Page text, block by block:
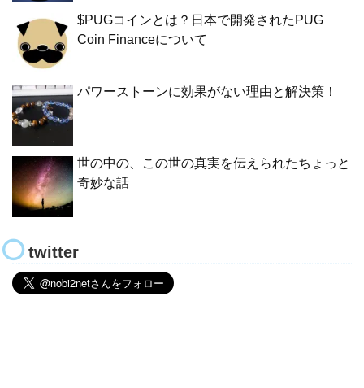
$PUGコインとは？日本で開発されたPUG
Coin Financeについて
パワーストーンに効果がない理由と解決策！
世の中の、この世の真実を伝えられたちょっと
奇妙な話
twitter